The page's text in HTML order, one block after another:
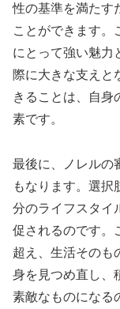
性の基準を満たす
ことができます。
にとって強い魅力
際に大きな支えと
きることは、自身
素です。
最後に、ノレルの
もなります。選択
分のライフスタイ
促されるのです。
超え、生活そのも
身を見つめ直し、
素敵なものになる